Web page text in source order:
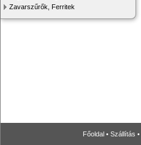
Zavarszűrők, Ferritek
Főoldal • Szállítás •